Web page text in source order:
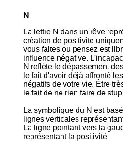
N
La lettre N dans un rêve
création de positivité
vous faites ou pensez est
influence négative.
N reflète le dépassement
le fait d'avoir déjà affronté
négatifs de votre vie. Être
le fait de ne rien faire de
La symbolique du N est
lignes verticales
La ligne pointant vers la
représentant la positivité.